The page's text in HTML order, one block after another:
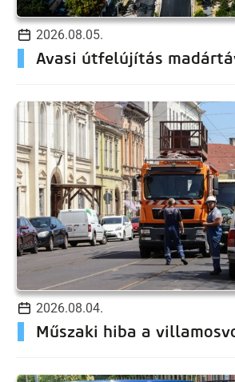
2026.08.05.
Avasi útfelújítás
2026.08.04.
Műszaki hiba a